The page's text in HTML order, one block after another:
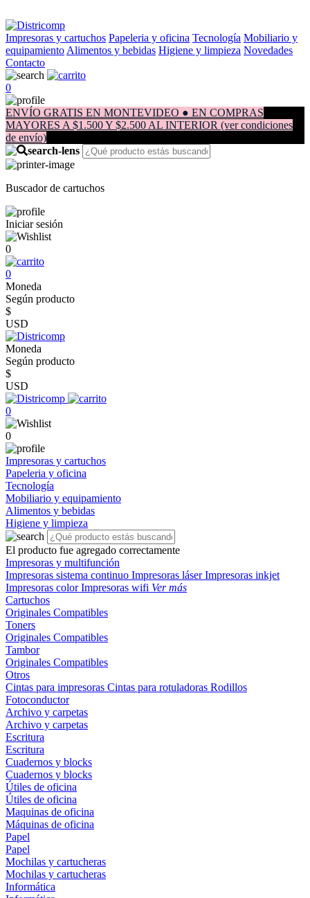
Impresoras y cartuchos Papeleria y oficina Tecnología Mobiliario y
equipamiento Alimentos y bebidas Higiene y limpieza Novedades
Contacto
0
ENVÍO GRATIS EN MONTEVIDEO ● EN COMPRAS
MAYORES A $1.500 Y $2.500 AL INTERIOR (ver condiciones
de envío)
Buscador de cartuchos
Iniciar sesión
0
0
Moneda
Según producto
$
USD
Moneda
Según producto
$
USD
0
0
Impresoras y cartuchos
Papeleria y oficina
Tecnología
Mobiliario y equipamiento
Alimentos y bebidas
Higiene y limpieza
El producto fue agregado correctamente
Impresoras y multifunción
Impresoras sistema continuo Impresoras láserImpresoras inkjet
Impresoras colorImpresoras wifi Ver más
Cartuchos
Originales Compatibles
Toners
Originales Compatibles
Tambor
Originales Compatibles
Otros
Cintas para impresoras Cintas para rotuladoras Rodillos
Fotoconductor
Archivo y carpetas
Archivo y carpetas
Escritura
Escritura
Cuadernos y blocks
Cuadernos y blocks
Útiles de oficina
Útiles de oficina
Maquinas de oficina
Máquinas de oficina
Papel
Papel
Mochilas y cartucheras
Mochilas y cartucheras
Informática